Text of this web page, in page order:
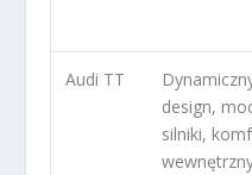
Audi TT
design,
silniki,